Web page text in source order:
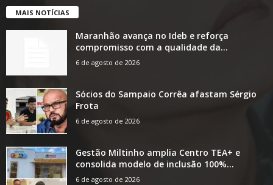
MAIS NOTÍCIAS
Maranhão avança no Ideb e reforça
compromisso com a qualidade da...
6 de agosto de 2026
Sócios do Sampaio Corrêa afastam Sérgio
Frota
6 de agosto de 2026
Gestão Miltinho amplia Centro TEA+ e
consolida modelo de inclusão 100%...
6 de agosto de 2026